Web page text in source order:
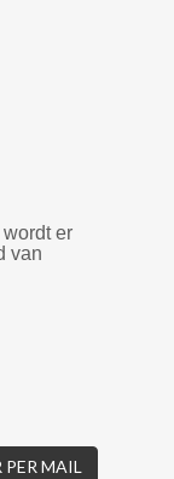
er
van
MAIL